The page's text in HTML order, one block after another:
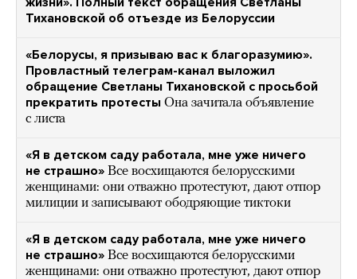
Тихановской об отъезде из Белоруссии
«Белорусы, я призываю вас к благоразумию».
Провластный телеграм-канал выложил
обращение Светланы Тихановской с просьбой
прекратить протесты Она зачитала объявление
с листа
«Я в детском саду работала, мне уже ничего
не страшно» Все восхищаются белорусскими
женщинами: они отважно протестуют, дают отпор
милиции и записывают ободряющие тиктоки
«Я в детском саду работала, мне уже ничего
не страшно» Все восхищаются белорусскими
женщинами: они отважно протестуют, дают отпор